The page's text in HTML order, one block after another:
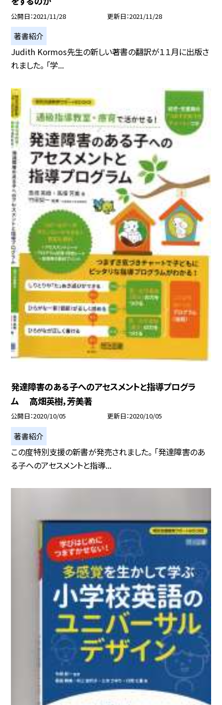
公開日 2021/11/28 更新日 2021/11/28
著書紹介
Judith Kormos先生の新しい著書の翻訳が１１月に出版さ
れました。 「学...
発達障害のある子へのアセスメントと指導プログラ
ム 高畑英樹，芳美著
公開日 2020/10/05 更新日 2020/10/05
著書紹介
この度特別支援の新書が発売されました。 「発達障害のあ
る子へのアセスメントと指導...